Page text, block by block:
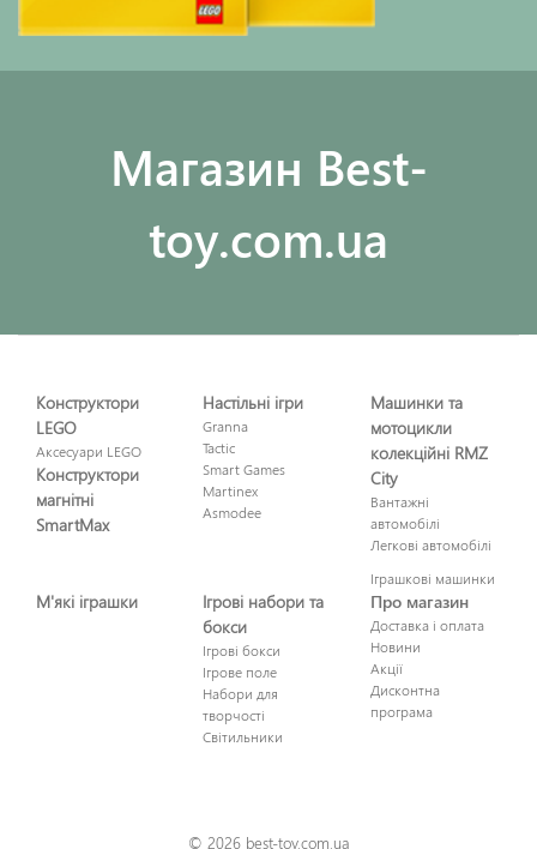
Maгазин Best-
toy.com.ua
Конструктори
LEGO
Аксесуари LEGO
Конструктори
магнітні
SmartMax
Настільні ігри
Granna
Tactic
Smart Games
Martinex
Asmodee
Машинки та
мотоцикли
колекційні RMZ
City
Вантажні
автомобілі
Легкові автомобілі
Іграшкові машинки
М'які іграшки
Ігрові набори та
бокси
Ігрові бокси
Ігрове поле
Набори для
творчості
Світильники
Про магазин
Доставка і оплата
Новини
Акції
Дисконтна
програма
© 2026 best-toy.com.ua